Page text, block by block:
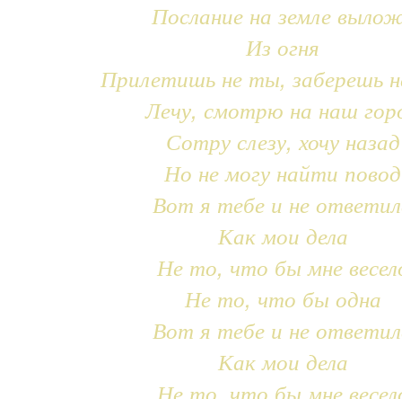
Послание на земле
Из огня
Прилетишь не ты, заберешь
Лечу, смотрю на наш
Сотру слезу, хочу назад
Но не могу найти повод
Вот я тебе и не
Как мои дела
Не то, что бы мне
Не то, что бы одна
Вот я тебе и не
Как мои дела
Не то, что бы мне